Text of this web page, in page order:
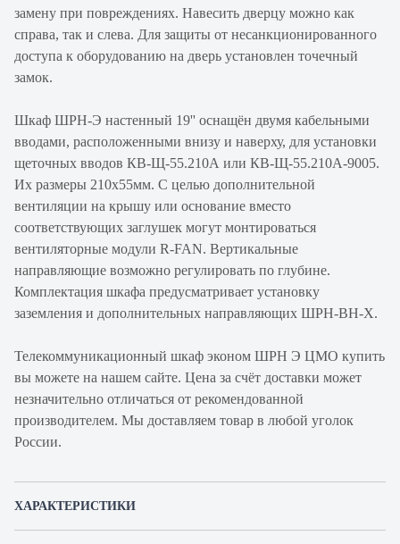
замену при повреждениях. Навесить дверцу можно как
справа, так и слева. Для защиты от несанкционированного
доступа к оборудованию на дверь установлен точечный
замок.
Шкаф ШРН-Э настенный 19'' оснащён двумя кабельными
вводами, расположенными внизу и наверху, для установки
щеточных вводов КВ-Щ-55.210А или КВ-Щ-55.210А-9005.
Их размеры 210х55мм. С целью дополнительной
вентиляции на крышу или основание вместо
соответствующих заглушек могут монтироваться
вентиляторные модули R-FAN. Вертикальные
направляющие возможно регулировать по глубине.
Комплектация шкафа предусматривает установку
заземления и дополнительных направляющих ШРН-ВН-Х.
Телекоммуникационный шкаф эконом ШРН Э ЦМО купить
вы можете на нашем сайте. Цена за счёт доставки может
незначительно отличаться от рекомендованной
производителем. Мы доставляем товар в любой уголок
России.
ХАРАКТЕРИСТИКИ